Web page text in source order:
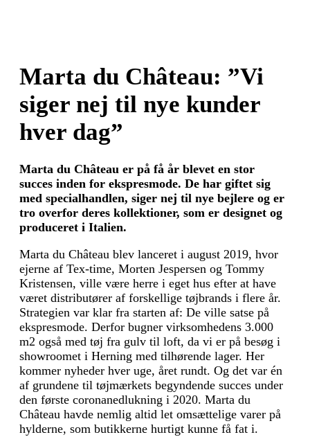
Marta du Château: ”Vi
siger nej til nye kunder
hver dag”
Marta du Château er på få år blevet en stor
succes inden for ekspresmode. De har giftet sig
med specialhandlen, siger nej til nye bejlere og er
tro overfor deres kollektioner, som er designet og
produceret i Italien.
Marta du Château blev lanceret i august 2019, hvor
ejerne af Tex-time, Morten Jespersen og Tommy
Kristensen, ville være herre i eget hus efter at have
været distributører af forskellige tøjbrands i flere år.
Strategien var klar fra starten af: De ville satse på
ekspresmode. Derfor bugner virksomhedens 3.000
m2 også med tøj fra gulv til loft, da vi er på besøg i
showroomet i Herning med tilhørende lager. Her
kommer nyheder hver uge, året rundt. Og det var én
af grundene til tøjmærkets begyndende succes under
den første corona­nedlukning i 2020. Marta du
Château havde nemlig altid let omsættelige varer på
hylderne, som butikkerne hurtigt kunne få fat i.